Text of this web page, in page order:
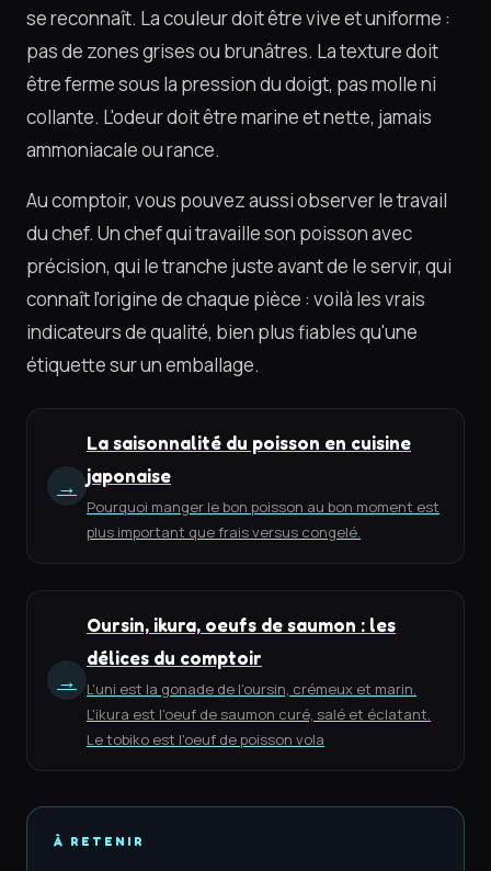
se reconnaît. La couleur doit être vive et uniforme :
pas de zones grises ou brunâtres. La texture doit
être ferme sous la pression du doigt, pas molle ni
collante. L'odeur doit être marine et nette, jamais
ammoniacale ou rance.
Au comptoir, vous pouvez aussi observer le travail
du chef. Un chef qui travaille son poisson avec
précision, qui le tranche juste avant de le servir, qui
connaît l'origine de chaque pièce : voilà les vrais
indicateurs de qualité, bien plus fiables qu'une
étiquette sur un emballage.
→
La saisonnalité du poisson en cuisine
japonaise
Pourquoi manger le bon poisson au bon moment est
plus important que frais versus congelé.
→
Oursin, ikura, oeufs de saumon : les
délices du comptoir
L'uni est la gonade de l'oursin, crémeux et marin.
L'ikura est l'oeuf de saumon curé, salé et éclatant.
Le tobiko est l'oeuf de poisson vola
À RETENIR